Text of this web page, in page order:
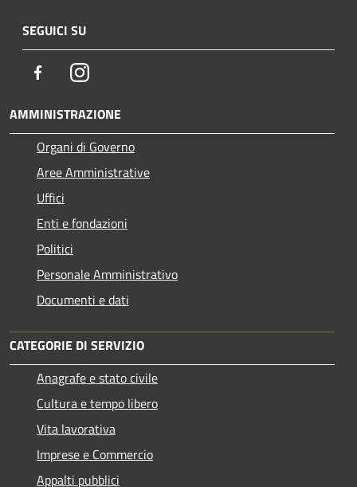
SEGUICI SU
FacebookInstagram
AMMINISTRAZIONE
Organi di Governo
Aree Amministrative
Uffici
Enti e fondazioni
Politici
Personale Amministrativo
Documenti e dati
CATEGORIE DI SERVIZIO
Anagrafe e stato civile
Cultura e tempo libero
Vita lavorativa
Imprese e Commercio
Appalti pubblici